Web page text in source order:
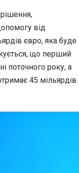
від
євро, яка буде
що перший
поточного року, а
45 мільярдів